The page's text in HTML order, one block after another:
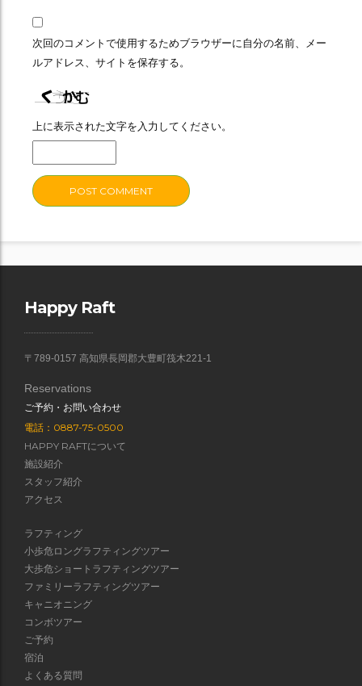
次回のコメントで使用するためブラウザーに自分の名前、メー
ルアドレス、サイトを保存する。
上に表示された文字を入力してください。
Happy Raft
〒789-0157 高知県長岡郡大豊町筏木221-1
Reservations
ご予約・お問い合わせ
電話：0887-75-0500
HAPPY RAFTについて
施設紹介
スタッフ紹介
アクセス
ラフティング
小歩危ロングラフティングツアー
大歩危ショートラフティングツアー
ファミリーラフティングツアー
キャニオニング
コンボツアー
ご予約
宿泊
よくある質問